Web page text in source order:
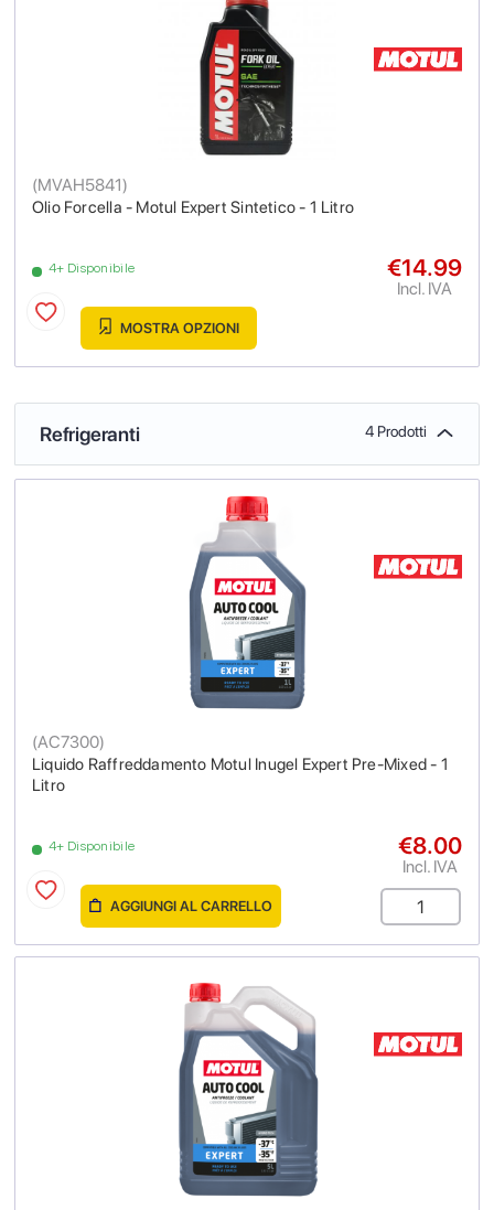
Olio Forcella - Motul Expert Sintetico - 1 Litro
(MVAH5841)
4+ Disponibile €14.99
Incl. IVA
MOSTRA OPZIONI
Refrigeranti 4 Prodotti
Liquido Raffreddamento Motul Inugel Expert Pre-Mixed - 1
Litro
(AC7300)
4+ Disponibile €8.00
Incl. IVA
AGGIUNGI AL CARRELLO